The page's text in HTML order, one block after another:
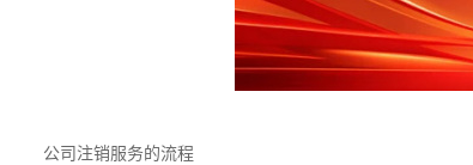
公司注销服务的流程